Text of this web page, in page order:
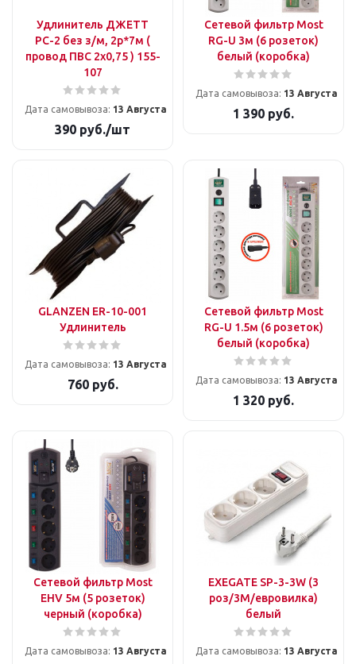
Удлинитель ДЖЕТТ
РС-2 без з/м, 2р*7м (
провод ПВС 2х0,75 ) 155-
107
Дата самовывоза: 13 Августа
390 руб./шт
Сетевой фильтр Most
RG-U 3м (6 розеток)
белый (коробка)
Дата самовывоза: 13 Августа
1 390 руб.
GLANZEN ER-10-001
Удлинитель
Дата самовывоза: 13 Августа
760руб.
Сетевой фильтр Most
RG-U 1.5м (6 розеток)
белый (коробка)
Дата самовывоза: 13 Августа
1 320 руб.
Сетевой фильтр Most
EHV 5м (5 розеток)
черный (коробка)
Дата самовывоза: 13 Августа
EXEGATE SP-3-3W (3
роз/3M/евровилка)
белый
Дата самовывоза: 13 Августа